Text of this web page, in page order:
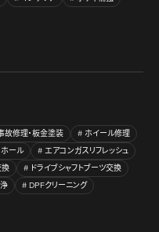
故修理・板金塗装
ホイール修理
ール
エアコンガスリフレッシュ
換
ドライブシャフトブーツ交換
DPFクリーニング